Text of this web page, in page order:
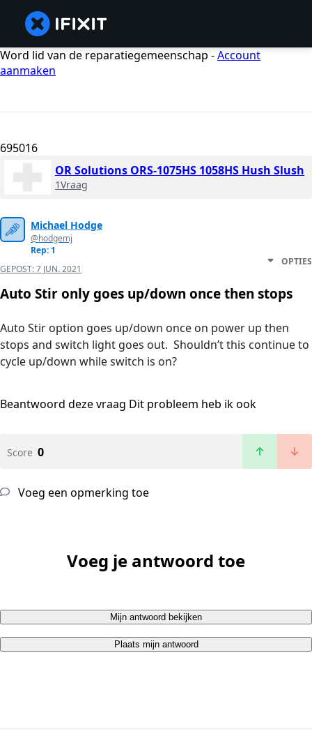
Word lid van de reparatiegemeenschap -Account
aanmaken
695016
OR Solutions ORS-1075HS 1058HS Hush Slush
1Vraag
Michael Hodge
@hodgemj
Rep: 1
GEPOST:7 JUN. 2021
OPTIES
Auto Stir only goes up/down once then stops
Auto Stir option goes up/down once on power up then
stops and switch light goes out. Shouldn’t this continue to
cycle up/down while switch is on?
Beantwoord deze vraag Dit probleem heb ik ook
Score 0
Voeg een opmerking toe
Voeg je antwoord toe
Mijn antwoord bekijken
Plaats mijn antwoord